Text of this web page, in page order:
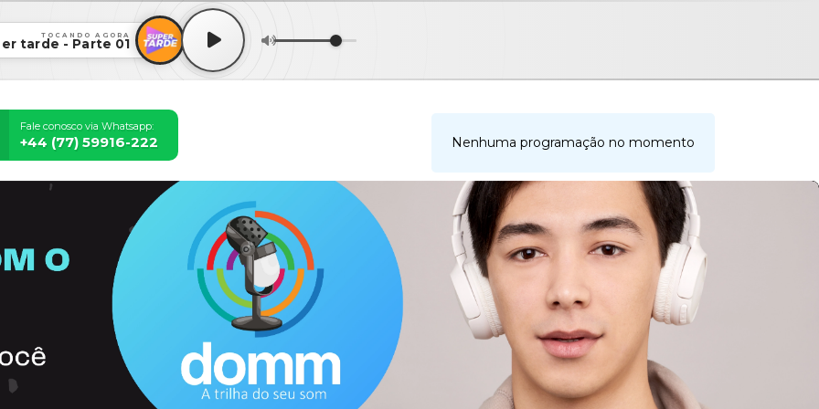
TOCANDO AGORA
tarde - Parte 01
Fale conosco via Whatsapp:
+44 (77) 59916-222 Nenhuma programação no momento